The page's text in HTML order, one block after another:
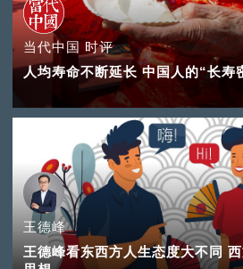
当代中国 时评
人均寿命不断延长 中国人的“长寿
王德峰
王德峰看东西方人生态度大不同